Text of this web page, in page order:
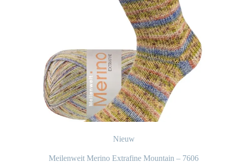
Nieuw
Meilenweit Merino Extrafine Mountain – 7606